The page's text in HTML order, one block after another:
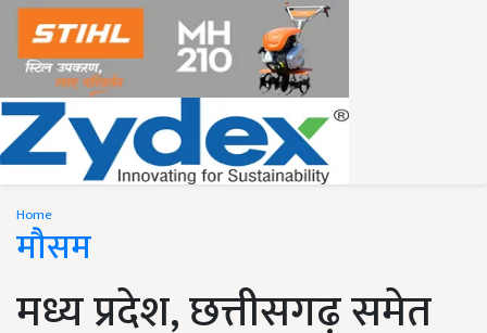
Home
मौसम
मध्य प्रदेश, छत्तीसगढ़ समेत